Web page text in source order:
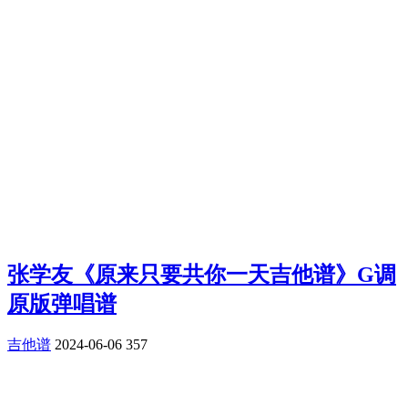
张学友《原来只要共你一天吉他谱》G调
原版弹唱谱
吉他谱 2024-06-06 357